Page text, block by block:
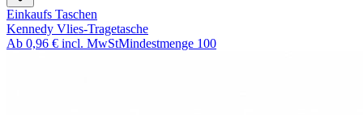
Einkaufs Taschen
Kennedy Vlies-Tragetasche
Ab 0,96 € incl. MwStMindestmenge 100